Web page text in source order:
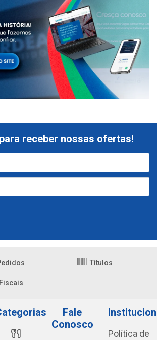
receber nossas ofertas!
Títulos
Fale
Conosco
Política de